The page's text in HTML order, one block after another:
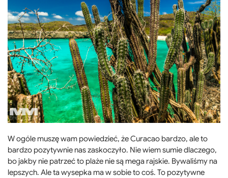
W ogóle muszę wam powiedzieć, że Curacao bardzo, ale to
bardzo pozytywnie nas zaskoczyło. Nie wiem sumie dlaczego,
bo jakby nie patrzeć to plaże nie są mega rajskie. Bywaliśmy na
lepszych. Ale ta wysepka ma w sobie to coś. To pozytywne